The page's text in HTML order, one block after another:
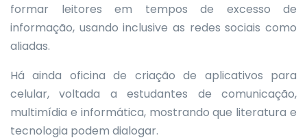
formar leitores em tempos de excesso de
informação, usando inclusive as redes sociais como
aliadas.
Há ainda oficina de criação de aplicativos para
celular, voltada a estudantes de comunicação,
multimídia e informática, mostrando que literatura e
tecnologia podem dialogar.